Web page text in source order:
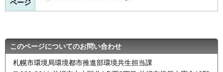
ページ
このページについてのお問い合わせ
札幌市環境局環境都市推進部環境共生担当課